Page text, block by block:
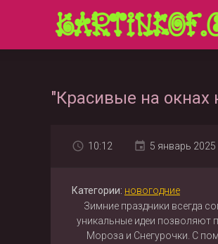
"Красивые на окнах
10:12 5 январь 2025
Категории: новогодние
Зимние праздники всегда
уникальные идеи позволяют
Мороза и Снегурочки. С